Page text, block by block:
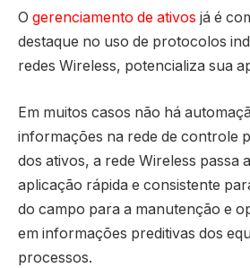
O gerenciamento de ativos já é
destaque no uso de protocolos
redes Wireless, potencializa sua
Em muitos casos não há
informações na rede de controle
dos ativos, a rede Wireless passa
aplicação rápida e consistente
do campo para a manutenção e
em informações preditivas dos
processos.